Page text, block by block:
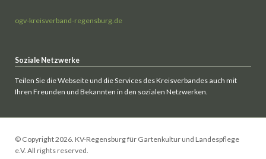
ogv-kreisverband-regensburg.de
Soziale Netzwerke
Teilen Sie die Webseite und die Services des Kreisverbandes auch mit
Ihren Freunden und Bekannten in den sozialen Netzwerken.
© Copyright 2026. KV-Regensburg für Gartenkultur und Landespflege
e.V. All rights reserved.